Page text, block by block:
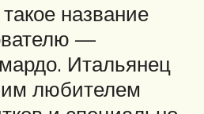
название
—
Итальянец
любителем